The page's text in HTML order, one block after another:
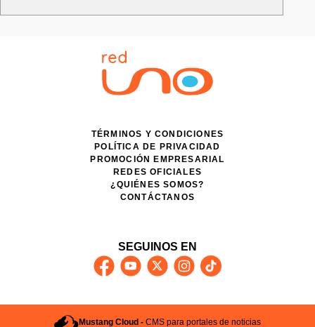
TÉRMINOS Y CONDICIONES
POLÍTICA DE PRIVACIDAD
PROMOCIÓN EMPRESARIAL
REDES OFICIALES
¿QUIÉNES SOMOS?
CONTÁCTANOS
SEGUINOS EN
Mustang Cloud -CMS para portales de noticias